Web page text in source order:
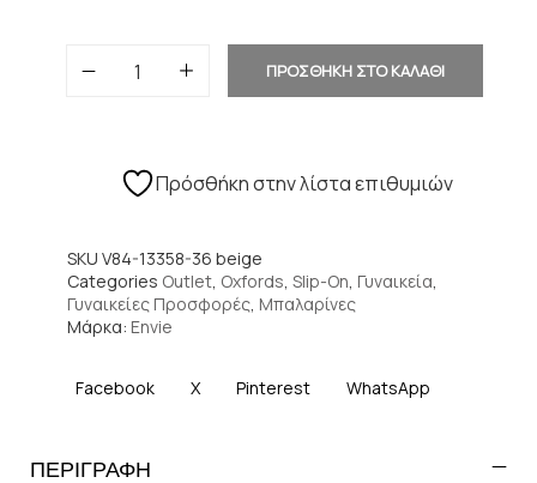
ΠΡΟΣΘΗΚΗ ΣΤΟ ΚΑΛΑΘΙ
Πρόσθήκη στην λίστα επιθυμιών
SKU V84-13358-36 beige
Categories Outlet Oxfords Slip-On Γυναικεία
Γυναικείες Προσφορές Μπαλαρίνες
Μάρκα: Envie
Facebook X Pinterest WhatsApp
ΠΕΡΙΓΡΑΦΗ